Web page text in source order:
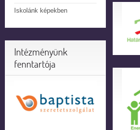
Iskolánk képekben
Intézményünk
fenntartója